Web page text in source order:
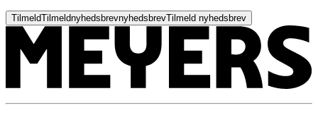
TilmeldTilmeldnyhedsbrevnyhedsbrevTilmeld nyhedsbrev